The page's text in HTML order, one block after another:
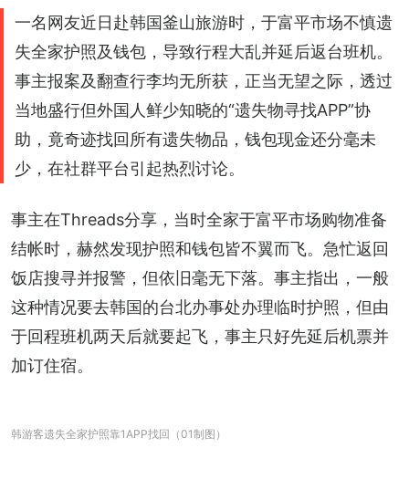
一名网友近日赴韩国釜山旅游时，于富平市场不慎遗
失全家护照及钱包，导致行程大乱并延后返台班机。
事主报案及翻查行李均无所获，正当无望之际，透过
当地盛行但外国人鲜少知晓的“遗失物寻找APP”协
助，竟奇迹找回所有遗失物品，钱包现金还分毫未
少，在社群平台引起热烈讨论。
事主在Threads分享，当时全家于富平市场购物准备
结帐时，赫然发现护照和钱包皆不翼而飞。急忙返回
饭店搜寻并报警，但依旧毫无下落。事主指出，一般
这种情况要去韩国的台北办事处办理临时护照，但由
于回程班机两天后就要起飞，事主只好先延后机票并
加订住宿。
韩游客遗失全家护照靠1APP找回（01制图）